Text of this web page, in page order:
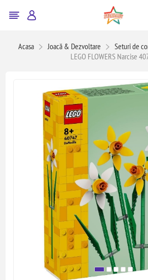
Acasa Joacă & Dezvoltare
Seturi de
LEGO FLOWERS Narcise